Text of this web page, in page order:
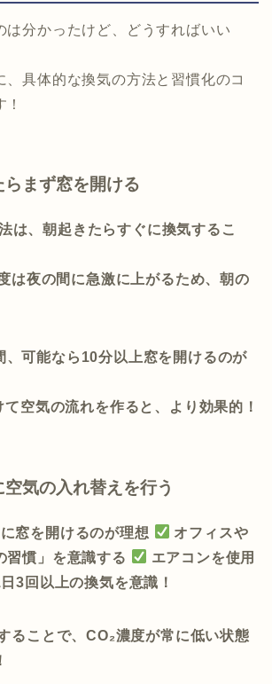
は分かったけど、どうすればいい
、具体的な換気の方法と習慣化のコ
まず窓を開ける
は、朝起きたらすぐに換気するこ
は夜の間に急激に上がるため、朝の
、可能なら10分以上窓を開けるのが
空気の流れを作ると、より効果的！
気の入れ替えを行う
窓を開けるのが理想
オフィスや
習慣」を意識する
エアコンを使用
3回以上の換気を意識！
ることで、CO₂濃度が常に低い状態